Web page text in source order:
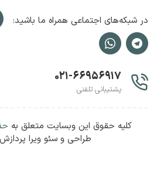
در شبکه‌های اجتماعی همراه ما باشید:
۰۲۱-۶۶۹۵۶۹۱۷
پشتیبانی تلفنی
کلیه حقوق این وبسایت متعلق به
طراحی و سئو ویرا